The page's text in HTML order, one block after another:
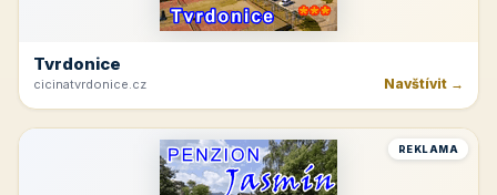
Tvrdonice
cicinatvrdonice.cz Navštívit →
REKLAMA